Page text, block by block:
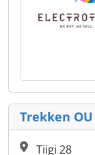
Trekken OU
Tiigi 28